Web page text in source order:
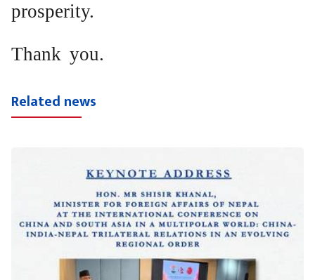
prosperity.
Thank you.
Related news